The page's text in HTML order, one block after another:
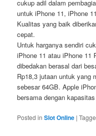
cukup adil dalam
untuk iPhone 11, iPhone
Kualitas yang baik
cepat.
Untuk harganya sendiri
iPhone 11 atau iPhone 11
dibedakan berasal dari
Rp18,3 jutaan untuk yang
sebesar 64GB. Apple
bersama dengan
Posted in Slot Online |